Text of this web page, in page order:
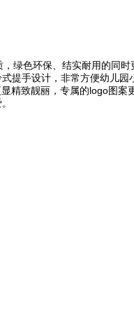
绿色环保、结实耐用的同时
提手设计，非常方便幼儿
精致靓丽，专属的logo图案